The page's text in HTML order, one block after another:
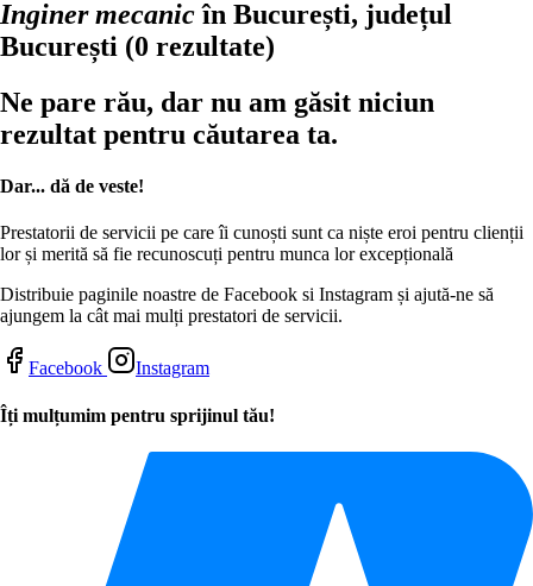
Inginer mecanicîn București, județul
București (0 rezultate)
Ne pare rău, dar nu am găsit niciun
rezultat pentru căutarea ta.
Dar... dă de veste!
Prestatorii de servicii pe care îi cunoști sunt ca niște eroi pentru clienții
lor și merită să fie recunoscuți pentru munca lor excepțională
Distribuie paginile noastre de Facebook si Instagram și ajută-ne să
ajungem la cât mai mulți prestatori de servicii.
Facebook Instagram
Îți mulțumim pentru sprijinul tău!